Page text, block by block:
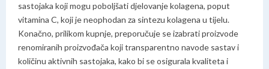
sastojaka koji mogu poboljšati djelovanje kolagena, poput
vitamina C, koji je neophodan za sintezu kolagena u tijelu.
Konačno, prilikom kupnje, preporučuje se izabrati proizvode
renomiranih proizvođača koji transparentno navode sastav i
količinu aktivnih sastojaka, kako bi se osigurala kvaliteta i